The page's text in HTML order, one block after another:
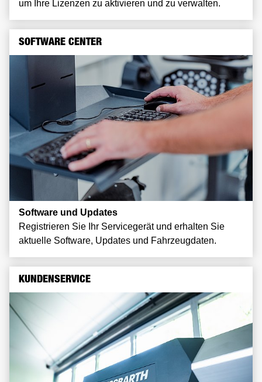
um Ihre Lizenzen zu aktivieren und zu verwalten.
SOFTWARE CENTER
Software und Updates
Registrieren Sie Ihr Servicegerät und erhalten Sie
aktuelle Software, Updates und Fahrzeugdaten.
KUNDENSERVICE